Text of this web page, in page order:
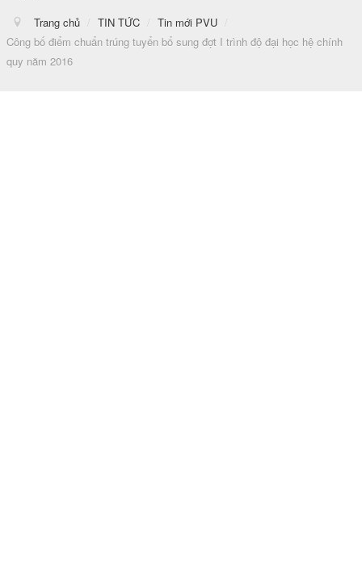
Trang chủ / TIN TỨC / Tin mới PVU
/
Công bố điểm chuẩn trúng tuyển bổ sung đợt I trình độ đại học hệ chính
quy năm 2016